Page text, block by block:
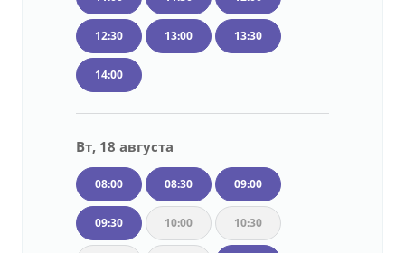
12:30 13:00 13:30
14:00
Вт, 18 августа
08:00 08:30 09:00
09:30 10:00 10:30